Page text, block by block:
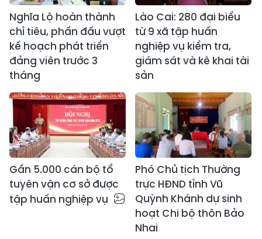
Nghĩa Lộ hoàn thành
chỉ tiêu, phấn đấu vượt
kế hoạch phát triển
đảng viên trước 3
tháng
Lào Cai: 280 đại biểu
từ 9 xã tập huấn
nghiệp vụ kiểm tra,
giám sát và kê khai tài
sản
Gần 5.000 cán bộ tổ
tuyên vận cơ sở được
tập huấn nghiệp vụ
Phó Chủ tịch Thường
trực HĐND tỉnh Vũ
Quỳnh Khánh dự sinh
hoạt Chi bộ thôn Bảo
Nhai